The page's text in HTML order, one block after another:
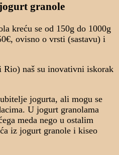
granole
kreću se od 150g do 1000g
ovisno o vrsti (sastavu) i
Rio) naš su inovativni iskorak
jogurta, ali mogu se
U jogurt granolama
meda nego u ostalim
iz jogurt granole i kiseo